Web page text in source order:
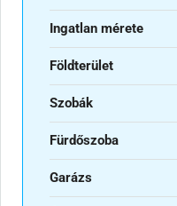
Ingatlan mérete
Földterület
Szobák
Fürdőszoba
Garázs